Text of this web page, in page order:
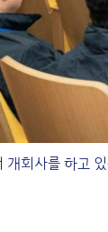
개회사를 하고